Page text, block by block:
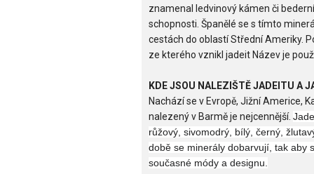
znamenal ledvinový kámen či
schopnosti. Španělé se s tímto
cestách do oblastí Střední Ameriky.
ze kterého vznikl jadeit Název je
KDE JSOU NALEZIŠTĚ JADEITU A
Nachází se v Evropě, Jižní Americe,
nalezený v Barmě je nejcennější.
růžový, sivomodrý, bílý, černý,
době se minerály dobarvují, tak aby
současné módy a designu.